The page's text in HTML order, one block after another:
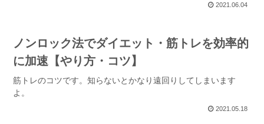
2021.06.04
ノンロック法でダイエット・筋トレを効率的
に加速【やり方・コツ】
筋トレのコツです。知らないとかなり遠回りしてしまいます
よ。
2021.05.18